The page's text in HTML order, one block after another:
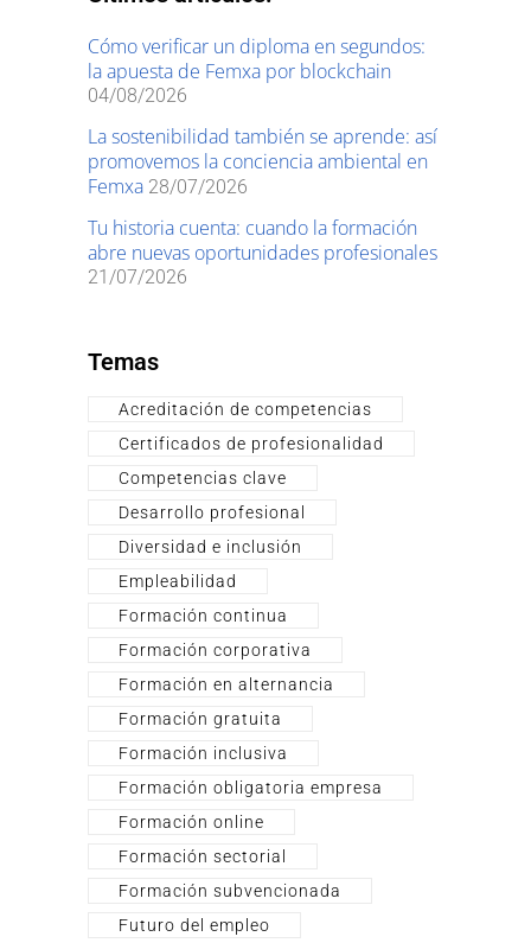
Cómo verificar un diploma en segundos:
la apuesta de Femxa por blockchain
04/08/2026
La sostenibilidad también se aprende: así
promovemos la conciencia ambiental en
Femxa 28/07/2026
Tu historia cuenta: cuando la formación
abre nuevas oportunidades profesionales
21/07/2026
Temas
Acreditación de competencias
Certificados de profesionalidad
Competencias clave
Desarrollo profesional
Diversidad e inclusión
Empleabilidad
Formación continua
Formación corporativa
Formación en alternancia
Formación gratuita
Formación inclusiva
Formación obligatoria empresa
Formación online
Formación sectorial
Formación subvencionada
Futuro del empleo